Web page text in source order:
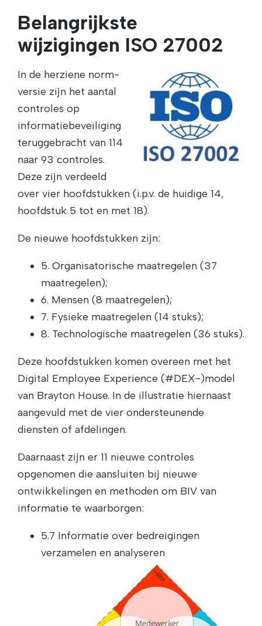
Belangrijkste
wijzigingen ISO 27002
In de herziene norm-
versie zijn het aantal
controles op
informatiebeveiliging
teruggebracht van 114
naar 93 controles.
Deze zijn verdeeld
over vier hoofdstukken (i.p.v. de huidige 14,
hoofdstuk 5 tot en met 18).
De nieuwe hoofdstukken zijn:
5. Organisatorische maatregelen (37
maatregelen);
6. Mensen (8 maatregelen);
7. Fysieke maatregelen (14 stuks);
8. Technologische maatregelen (36 stuks).
Deze hoofdstukken komen overeen met het
Digital Employee Experience (#DEX-)model
van Brayton House. In de illustratie hiernaast
aangevuld met de vier ondersteunende
diensten of afdelingen.
Daarnaast zijn er 11 nieuwe controles
opgenomen die aansluiten bij nieuwe
ontwikkelingen en methoden om BIV van
informatie te waarborgen:
5.7 Informatie over bedreigingen
verzamelen en analyseren